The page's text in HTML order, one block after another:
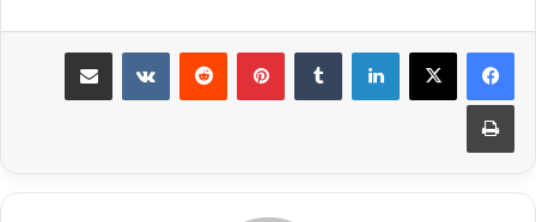
لينكدإن بينتيريست
طباعة